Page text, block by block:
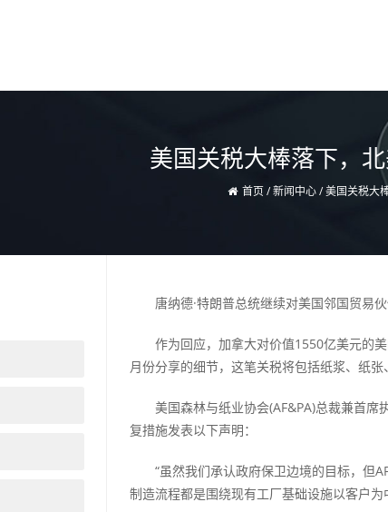
美国关税大棒落下，
首页/新闻中心/美国关税大
唐纳德·特朗普总统继续对美国邻国贸易伙
作为回应，加拿大对价值1550亿美元的美
月份分享的细节，这笔关税将包括纸浆、纸
美国森林与纸业协会(AF&PA)总裁兼首席
复措施发表以下声明：
“虽然我们承认政府保卫边境的目标，但
制造流程都是围绕现有工厂基础设施以客户为